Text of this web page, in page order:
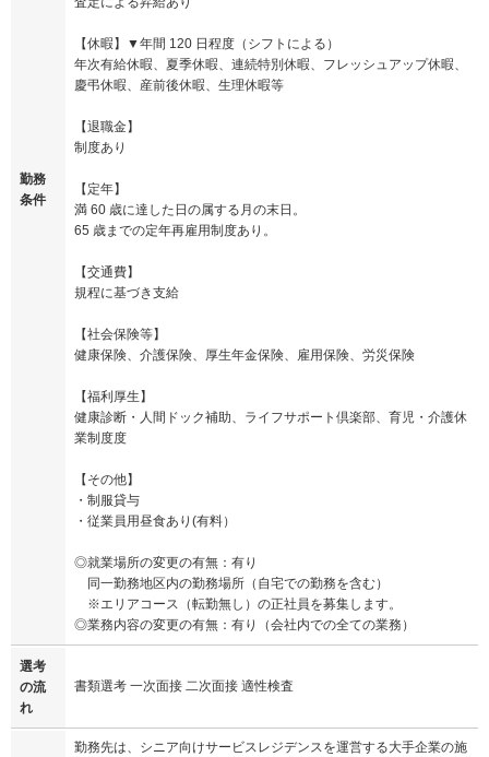
勤務
条件
【休暇】▼年間 120 日程度（シフトによる）
年次有給休暇、夏季休暇、連続特別休暇、フレッシュアップ休暇、
慶弔休暇、産前後休暇、生理休暇等
【退職金】
制度あり
【定年】
満 60 歳に達した日の属する月の末日。
65 歳までの定年再雇用制度あり。
【交通費】
規程に基づき支給
【社会保険等】
健康保険、介護保険、厚生年金保険、雇用保険、労災保険
【福利厚生】
健康診断・人間ドック補助、ライフサポート倶楽部、育児・介護休
業制度度
【その他】
・制服貸与
・従業員用昼食あり(有料）
◎就業場所の変更の有無：有り
同一勤務地区内の勤務場所（自宅での勤務を含む）
※エリアコース（転勤無し）の正社員を募集します。
◎業務内容の変更の有無：有り（会社内での全ての業務）
選考
の流
れ
書類選考 一次面接 二次面接 適性検査
勤務先は、シニア向けサービスレジデンスを運営する大手企業の施